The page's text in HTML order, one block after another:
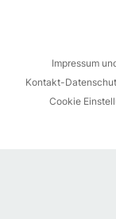
Impressum
Kontakt-
Cookie